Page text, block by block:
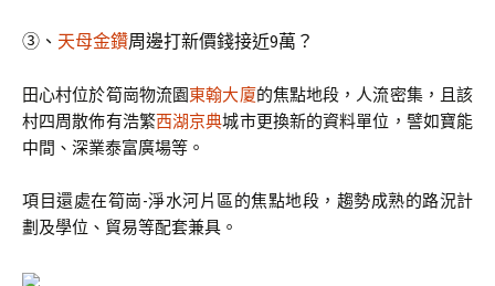
③、 天母金鑽周邊打新價錢接近9萬？
田心村位於筍崗物流園東翰大廈的焦點地段，人流密集，且該
村四周散佈有浩繁西湖京典城市更換新的資料單位，譬如寶能
中間、深業泰富廣場等。
項目還處在筍崗-淨水河片區的焦點地段，趨勢成熟的路況計
劃及學位、貿易等配套兼具。